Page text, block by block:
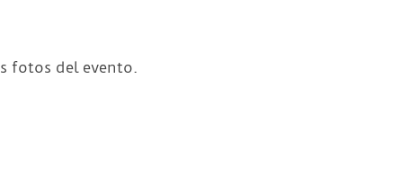
fotos del evento.